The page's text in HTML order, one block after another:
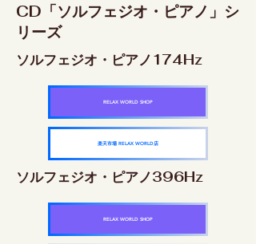
CD「ソルフェジオ・ピアノ」シ
リーズ
ソルフェジオ・ピアノ174Hz
RELAX WORLD SHOP
楽天市場 RELAX WORLD店
ソルフェジオ・ピアノ396Hz
RELAX WORLD SHOP